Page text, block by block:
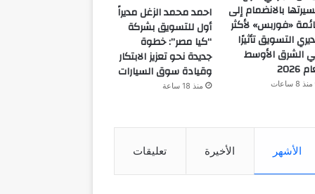
بالانضمام إلى
«فوربس» لأكثر
التسويق تأثيرًا
الشرق الأوسط
2026
منذ 8 ساعات
احمد محمد الزغل مديراً
أول للتسويق بشركة
“كيا مصر”: خطوة
جديدة نحو تعزيز الابتكار
وقيادة سوق السيارات
منذ 18 ساعة
الأشهر الأخيرة تعليقات